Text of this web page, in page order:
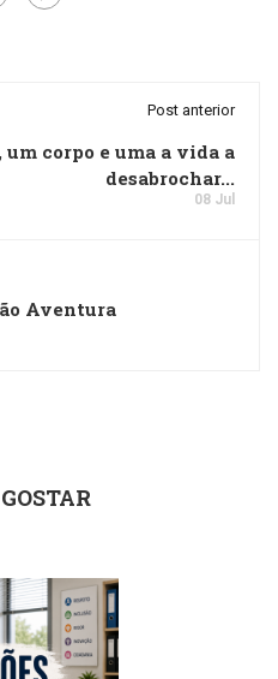
Post anterior
corpo e uma a vida a
desabrochar...
08 Jul
Aventura